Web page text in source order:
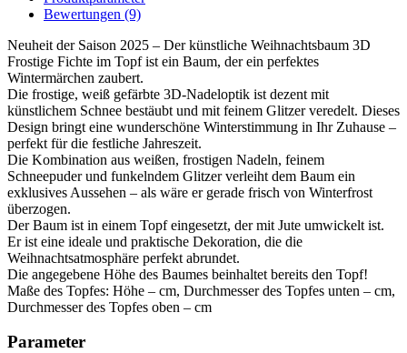
Bewertungen (9)
Neuheit der Saison 2025 – Der künstliche Weihnachtsbaum 3D
Frostige Fichte im Topf ist ein Baum, der ein perfektes
Wintermärchen zaubert.
Die frostige, weiß gefärbte 3D-Nadeloptik ist dezent mit
künstlichem Schnee bestäubt und mit feinem Glitzer veredelt. Dieses
Design bringt eine wunderschöne Winterstimmung in Ihr Zuhause –
perfekt für die festliche Jahreszeit.
Die Kombination aus weißen, frostigen Nadeln, feinem
Schneepuder und funkelndem Glitzer verleiht dem Baum ein
exklusives Aussehen – als wäre er gerade frisch von Winterfrost
überzogen.
Der Baum ist in einem Topf eingesetzt, der mit Jute umwickelt ist.
Er ist eine ideale und praktische Dekoration, die die
Weihnachtsatmosphäre perfekt abrundet.
Die angegebene Höhe des Baumes beinhaltet bereits den Topf!
Maße des Topfes: Höhe – cm, Durchmesser des Topfes unten – cm,
Durchmesser des Topfes oben – cm
Parameter